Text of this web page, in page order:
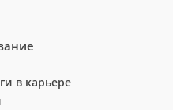
в карьере